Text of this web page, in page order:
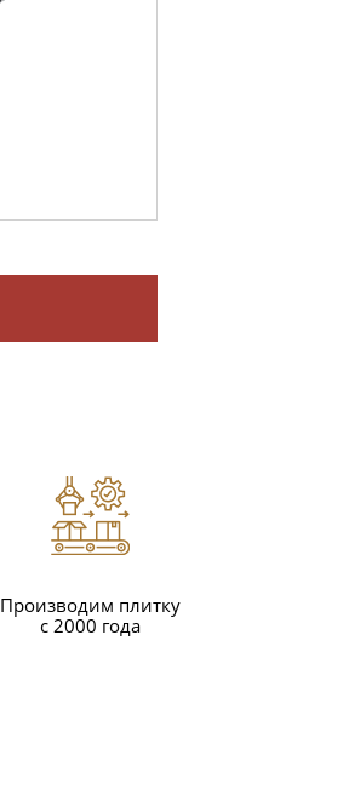
Производим плитку
с 2000 года